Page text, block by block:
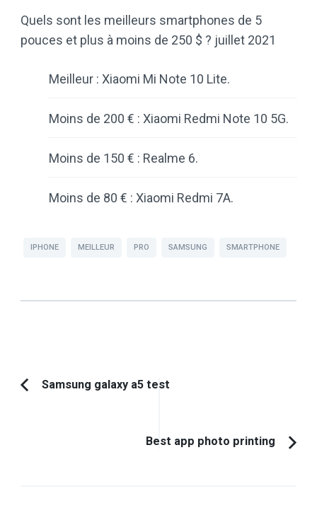
Quels sont les meilleurs smartphones de 5
pouces et plus à moins de 250 $ ? juillet 2021
Meilleur : Xiaomi Mi Note 10 Lite.
Moins de 200 € : Xiaomi Redmi Note 10 5G.
Moins de 150 € : Realme 6.
Moins de 80 € : Xiaomi Redmi 7A.
IPHONE MEILLEUR PRO SAMSUNG SMARTPHONE
Navigation
Article
Samsung galaxy a5 test
Best app photo printing